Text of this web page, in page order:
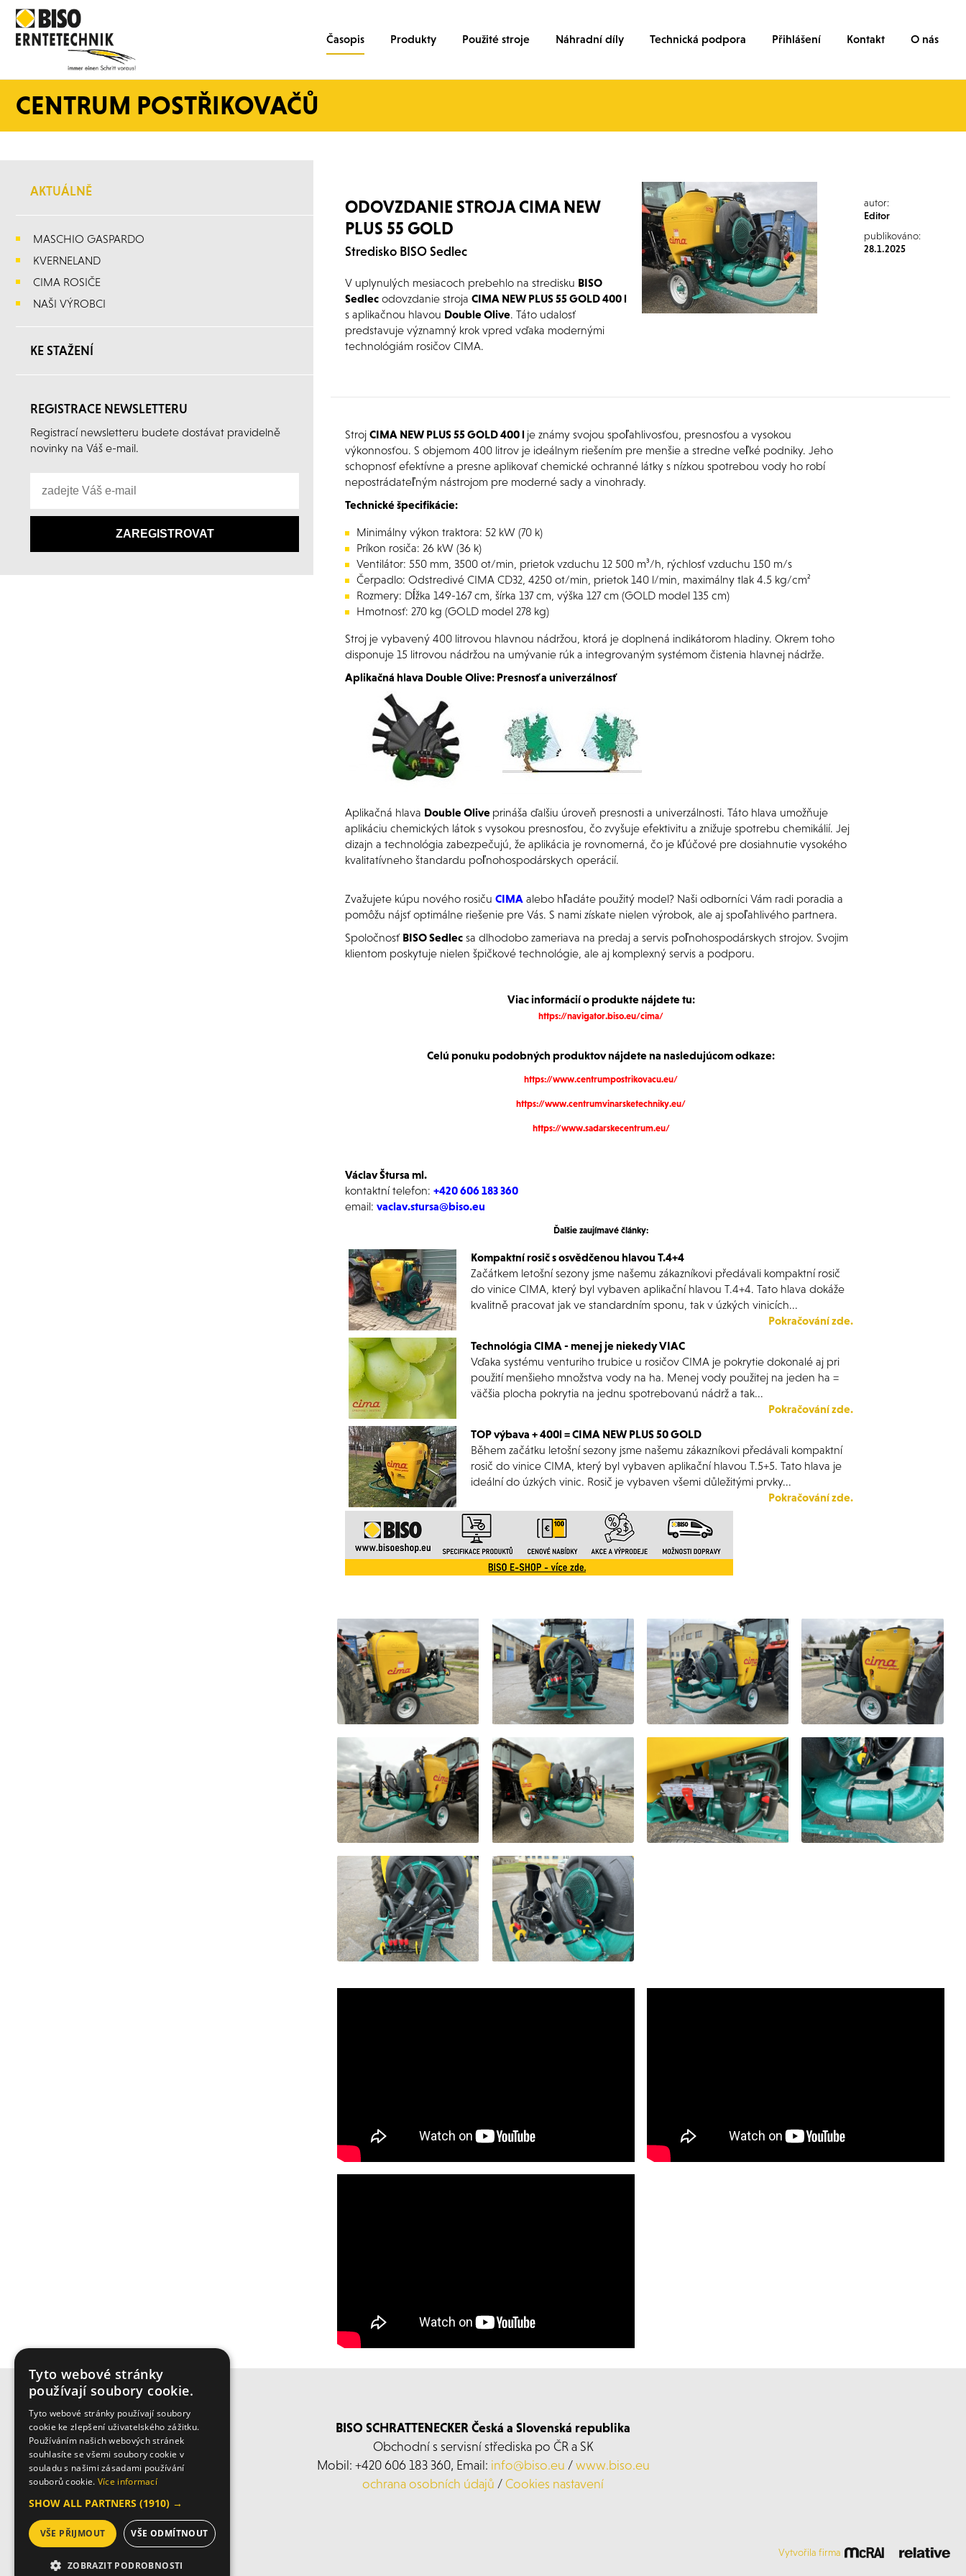
Časopis Produkty Použité stroje Náhradní díly Technická podpora Přihlášení Kontakt O nás
CENTRUM POSTŘIKOVAČŮ
AKTUÁLNĚ
MASCHIO GASPARDO
KVERNELAND
CIMA ROSIČE
NAŠI VÝROBCI
KE STAŽENÍ
REGISTRACE NEWSLETTERU
Registrací newsletteru budete dostávat pravidelně
novinky na Váš e-mail.
ODOVZDANIE STROJA CIMA NEW
PLUS 55 GOLD
Stredisko BISO Sedlec
autor:
Editor
publikováno:
28.1.2025
V uplynulých mesiacoch prebehlo na stredisku BISO
Sedlec odovzdanie stroja CIMA NEW PLUS 55 GOLD 400 l
s aplikačnou hlavou Double Olive. Táto udalosť
predstavuje významný krok vpred vďaka modernými
technológiám rosičov CIMA.
Stroj CIMA NEW PLUS 55 GOLD 400 l je známy svojou spoľahlivosťou, presnosťou a vysokou
výkonnosťou. S objemom 400 litrov je ideálnym riešením pre menšie a stredne veľké podniky. Jeho
schopnosť efektívne a presne aplikovať chemické ochranné látky s nízkou spotrebou vody ho robí
nepostrádateľným nástrojom pre moderné sady a vinohrady.
Technické špecifikácie:
Minimálny výkon traktora: 52 kW (70 k)
Príkon rosiča: 26 kW (36 k)
Ventilátor: 550 mm, 3500 ot/min, prietok vzduchu 12 500 m³/h, rýchlosť vzduchu 150 m/s
Čerpadlo: Odstredivé CIMA CD32, 4250 ot/min, prietok 140 l/min, maximálny tlak 4.5 kg/cm²
Rozmery: Dĺžka 149-167 cm, šírka 137 cm, výška 127 cm (GOLD model 135 cm)
Hmotnosť: 270 kg (GOLD model 278 kg)
Stroj je vybavený 400 litrovou hlavnou nádržou, ktorá je doplnená indikátorom hladiny. Okrem toho
disponuje 15 litrovou nádržou na umývanie rúk a integrovaným systémom čistenia hlavnej nádrže.
Aplikačná hlava Double Olive: Presnosť a univerzálnosť
Aplikačná hlava Double Olive prináša ďalšiu úroveň presnosti a univerzálnosti. Táto hlava umožňuje
aplikáciu chemických látok s vysokou presnosťou, čo zvyšuje efektivitu a znižuje spotrebu chemikálií. Jej
dizajn a technológia zabezpečujú, že aplikácia je rovnomerná, čo je kľúčové pre dosiahnutie vysokého
kvalitatívneho štandardu poľnohospodárskych operácií.
Zvažujete kúpu nového rosiču CIMA alebo hľadáte použitý model? Naši odborníci Vám radi poradia a
pomôžu nájsť optimálne riešenie pre Vás. S nami získate nielen výrobok, ale aj spoľahlivého partnera.
Spoločnosť BISO Sedlec sa dlhodobo zameriava na predaj a servis poľnohospodárskych strojov. Svojim
klientom poskytuje nielen špičkové technológie, ale aj komplexný servis a podporu.
Viac informácií o produkte nájdete tu:
https://navigator.biso.eu/cima/
Celú ponuku podobných produktov nájdete na nasledujúcom odkaze:
https://www.centrumpostrikovacu.eu/
https://www.centrumvinarsketechniky.eu/
https://www.sadarskecentrum.eu/
Václav Štursa ml.
kontaktní telefon: +420 606 183 360
email: vaclav.stursa@biso.eu
Ďalšie zaujímavé články:
Kompaktní rosič s osvědčenou hlavou T.4+4
Začátkem letošní sezony jsme našemu zákazníkovi předávali kompaktní rosič
do vinice CIMA, který byl vybaven aplikační hlavou T.4+4. Tato hlava dokáže
kvalitně pracovat jak ve standardním sponu, tak v úzkých vinicích...
Pokračování zde.
Technológia CIMA - menej je niekedy VIAC
Vďaka systému venturiho trubice u rosičov CIMA je pokrytie dokonalé aj pri
použití menšieho množstva vody na ha. Menej vody použitej na jeden ha =
väčšia plocha pokrytia na jednu spotrebovanú nádrž a tak...
Pokračování zde.
TOP výbava + 400l = CIMA NEW PLUS 50 GOLD
Během začátku letošní sezony jsme našemu zákazníkovi předávali kompaktní
rosič do vinice CIMA, který byl vybaven aplikační hlavou T.5+5. Tato hlava je
ideální do úzkých vinic. Rosič je vybaven všemi důležitými prvky...
Pokračování zde.
BISO SCHRATTENECKER Česká a Slovenská republika
Obchodní s servisní střediska po ČR a SK
Mobil: +420 606 183 360, Email: info@biso.eu /www.biso.eu
ochrana osobních údajů /Cookies nastavení
Vytvořila firma
Tyto webové stránky
používají soubory cookie.
Tyto webové stránky používají soubory
cookie ke zlepšení uživatelského zážitku.
Používáním našich webových stránek
souhlasíte se všemi soubory cookie v
souladu s našimi zásadami používání
souborů cookie. Více informací
SHOW ALL PARTNERS (1910) →
VŠE PŘIJMOUT VŠE ODMÍTNOUT
ZOBRAZIT PODROBNOSTI